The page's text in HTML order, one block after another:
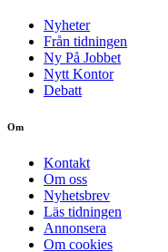
Nyheter
Från tidningen
Ny På Jobbet
Nytt Kontor
Debatt
Om
Kontakt
Om oss
Nyhetsbrev
Läs tidningen
Annonsera
Om cookies